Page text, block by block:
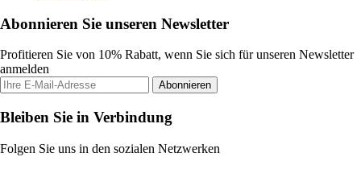
Abonnieren Sie unseren Newsletter
Profitieren Sie von 10% Rabatt, wenn Sie sich für unseren Newsletter
anmelden
Abonnieren
Bleiben Sie in Verbindung
Folgen Sie uns in den sozialen Netzwerken